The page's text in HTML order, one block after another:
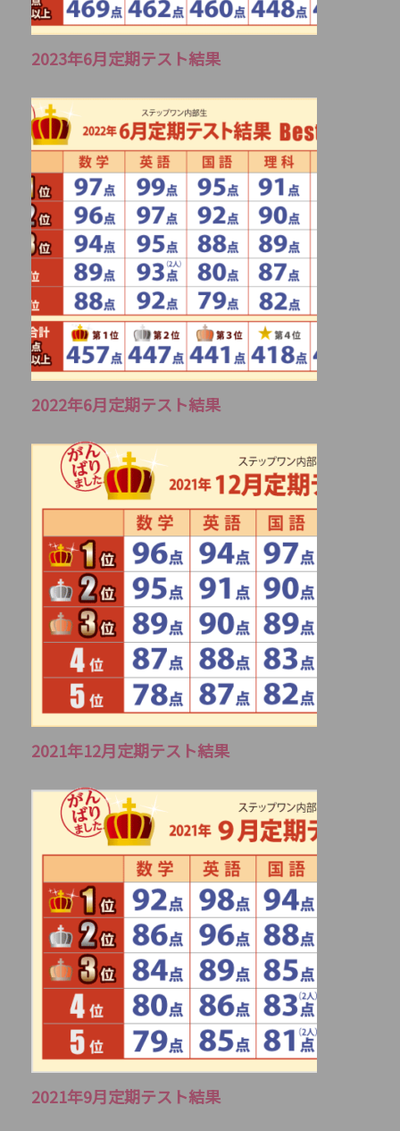
2023年6月定期テスト結果
2022年6月定期テスト結果
2021年12月定期テスト結果
2021年9月定期テスト結果